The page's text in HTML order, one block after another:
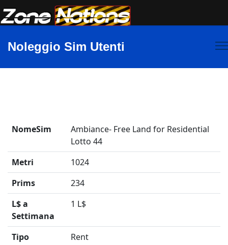
Noleggio Sim Utenti
NomeSim
Ambiance- Free Land for Residential
Lotto 44
Metri
1024
Prims
234
L$ a
Settimana
1 L$
Tipo
Rent